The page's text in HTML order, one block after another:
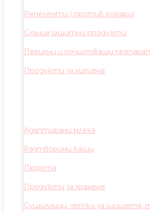
Репеленти ( против комари)
Слънцезащитни продукти
Перилни и почистващи
Продукти за хигиена
Адаптирани млека
Разтворими каши
Пюрета
Продукти за хранене
Сушилници, четки за шишета,